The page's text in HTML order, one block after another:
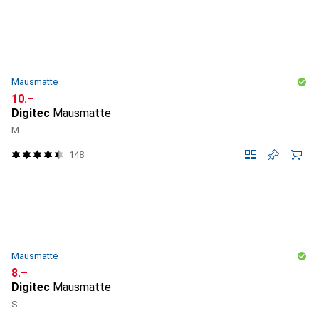
Mausmatte
CHF
10.–
Digitec Mausmatte
M
148
Mausmatte
CHF
8.–
Digitec Mausmatte
S